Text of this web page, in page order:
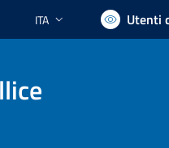
Lingua attiva:
ITA Utenti